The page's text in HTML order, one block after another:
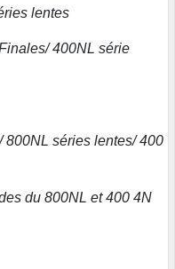
lentes
400NL série
800NL séries lentes/ 400
du 800NL et 400 4N